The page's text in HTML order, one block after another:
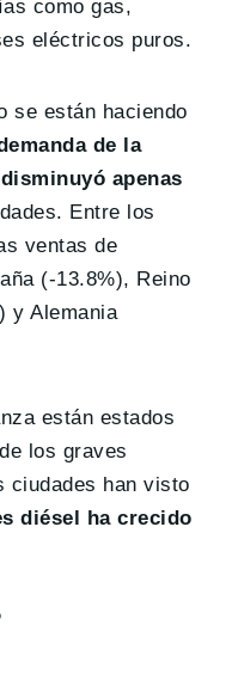
como gas,
eléctricos puros.
se están haciendo
de la
apenas
Entre los
ventas de
(-13.8%), Reino
y Alemania
están estados
los graves
ciudades han visto
diésel ha crecido